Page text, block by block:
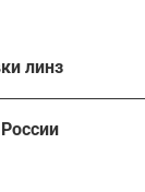
линз
ваших линз